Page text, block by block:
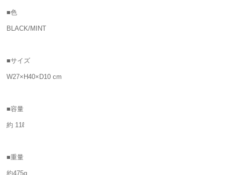
■色
BLACK/MINT
■サイズ
W27×H40×D10 cm
■容量
約 11ℓ
■重量
約475g